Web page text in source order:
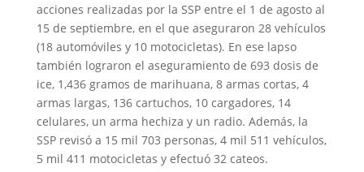
acciones realizadas por la SSP entre el 1 de agosto al
15 de septiembre, en el que aseguraron 28 vehículos
(18 automóviles y 10 motocicletas). En ese lapso
también lograron el aseguramiento de 693 dosis de
ice, 1,436 gramos de marihuana, 8 armas cortas, 4
armas largas, 136 cartuchos, 10 cargadores, 14
celulares, un arma hechiza y un radio. Además, la
SSP revisó a 15 mil 703 personas, 4 mil 511 vehículos,
5 mil 411 motocicletas y efectuó 32 cateos.